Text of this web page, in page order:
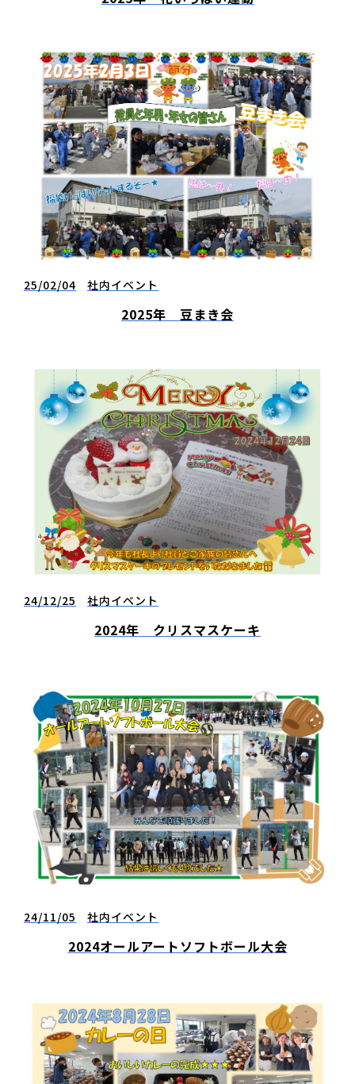
25/02/04 社内イベント
2025年 豆まき会
24/12/25 社内イベント
2024年 クリスマスケーキ
24/11/05 社内イベント
2024オールアートソフトボール大会